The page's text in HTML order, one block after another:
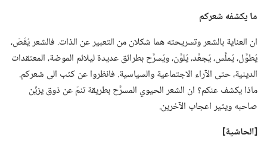
ما يكشفه شعركم
ان العناية بالشعر وتسريحته هما شكلان من التعبير عن الذات.‏ فالشعر يُقَصّ،‏
يُطوَّل،‏ يُملَّس،‏ يُجعَّد،‏ يُلوَّن،‏ ويُسرَّح بطرائق عديدة ليلائم الموضة،‏ المعتقدات
الدينية،‏ حتى الآراء الاجتماعية والسياسية.‏ فانظروا عن كثب الى شعركم.‏
ماذا يكشف عنكم؟‏ ان الشعر الحيوي المسرَّح بطريقة تنمّ عن ذوق يزيِّن
صاحبه ويثير اعجاب الآخرين.‏
‏[الحاشية]‏